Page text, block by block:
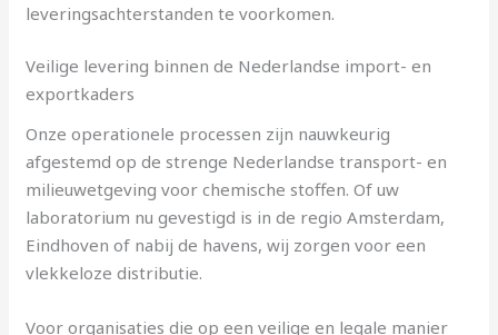
leveringsachterstanden te voorkomen.
Veilige levering binnen de Nederlandse import- en
exportkaders
Onze operationele processen zijn nauwkeurig
afgestemd op de strenge Nederlandse transport- en
milieuwetgeving voor chemische stoffen. Of uw
laboratorium nu gevestigd is in de regio Amsterdam,
Eindhoven of nabij de havens, wij zorgen voor een
vlekkeloze distributie.
Voor organisaties die op een veilige en legale manier